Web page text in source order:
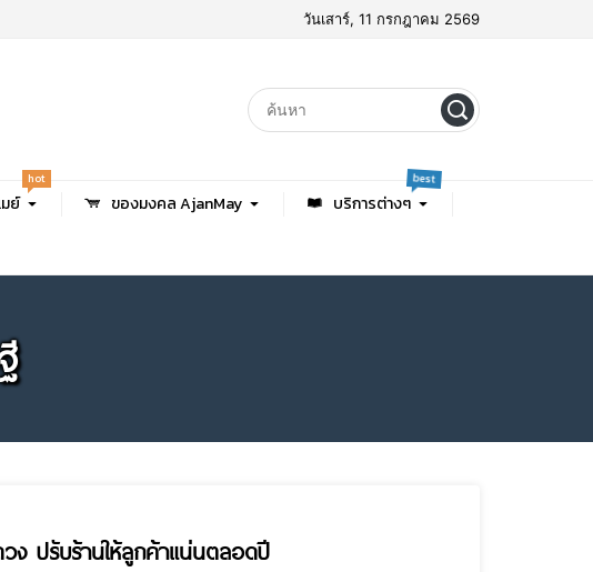
วันเสาร์, 11 กรกฎาคม 2569
ย์
hot
ของมงคล AjanMay บริการต่างๆ
best
ง ปรับร้านให้ลูกค้าแน่นตลอดปี